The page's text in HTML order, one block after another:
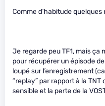
Comme d’habitude
Je regarde peu TF1, mais ça
pour récupérer un épisode
loupé sur l’enregistrement
“replay” par rapport à la TNT
sensible et la perte de la